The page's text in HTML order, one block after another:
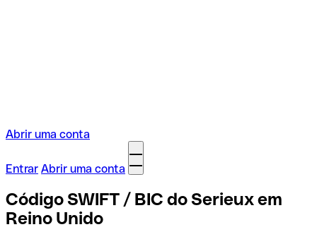
Abrir uma conta
Entrar Abrir uma conta
Código SWIFT / BIC do Serieux em
Reino Unido